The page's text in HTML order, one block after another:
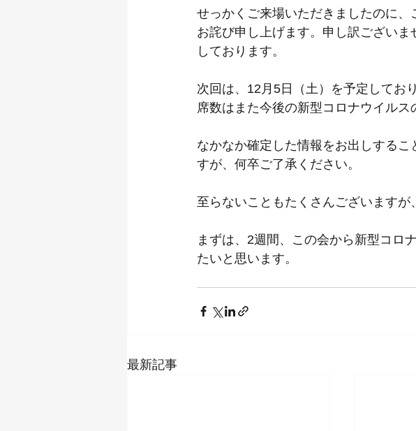
せっかくご来場いただきましたのに
お詫び申し上げます。申し訳ござい
しております。
次回は、12月5日（土）を予定してお
席数はまた今後の新型コロナウイルス
なかなか確定した情報をお出しする
すが、何卒ご了承ください。
至らないこともたくさんございますが
まずは、2週間、この会から新型コロ
たいと思います。
最新記事